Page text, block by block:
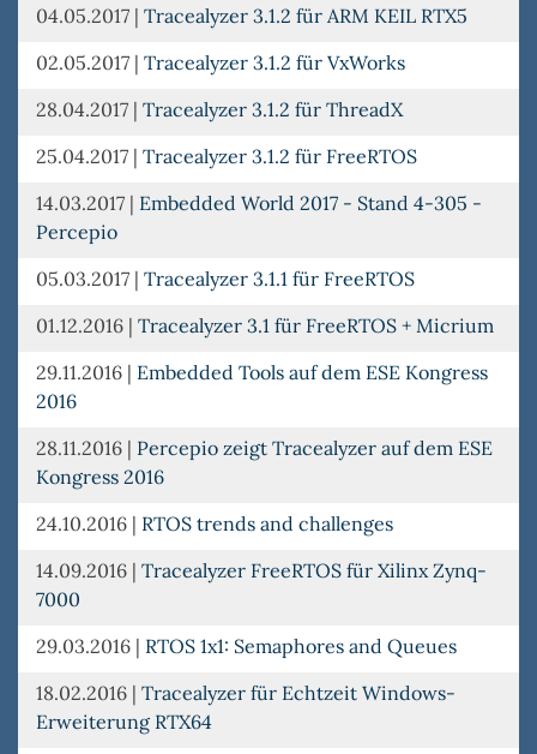
04.05.2017 | Tracealyzer 3.1.2 für ARM KEIL RTX5
02.05.2017 | Tracealyzer 3.1.2 für VxWorks
28.04.2017 | Tracealyzer 3.1.2 für ThreadX
25.04.2017 | Tracealyzer 3.1.2 für FreeRTOS
14.03.2017 | Embedded World 2017 - Stand 4-305 -
Percepio
05.03.2017 | Tracealyzer 3.1.1 für FreeRTOS
01.12.2016 | Tracealyzer 3.1 für FreeRTOS + Micrium
29.11.2016 | Embedded Tools auf dem ESE Kongress
2016
28.11.2016 | Percepio zeigt Tracealyzer auf dem ESE
Kongress 2016
24.10.2016 | RTOS trends and challenges
14.09.2016 | Tracealyzer FreeRTOS für Xilinx Zynq-
7000
29.03.2016 | RTOS 1x1: Semaphores and Queues
18.02.2016 | Tracealyzer für Echtzeit Windows-
Erweiterung RTX64